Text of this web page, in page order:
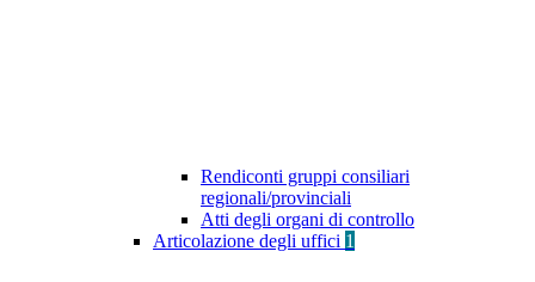
Rendiconti gruppi consiliari
regionali/provinciali
Atti degli organi di controllo
Articolazione degli uffici 1